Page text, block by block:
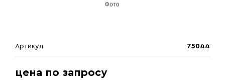
Артикул 75044
цена по запросу